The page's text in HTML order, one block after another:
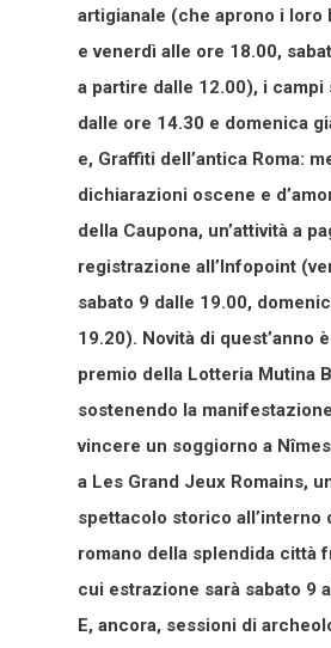
artigianale (che aprono i loro
e venerdì alle ore 18.00,
a partire dalle 12.00), i campi
dalle ore 14.30 e domenica
e, Graffiti dell’antica Roma:
dichiarazioni oscene e
della Caupona, un’attività a
registrazione all’Infopoint
sabato 9 dalle 19.00,
19.20). Novità di quest’anno
premio della Lotteria Mutina
sostenendo la
vincere un soggiorno a
a Les Grand Jeux Romains,
spettacolo storico all’interno
romano della splendida città
cui estrazione sarà sabato 9
E, ancora, sessioni di